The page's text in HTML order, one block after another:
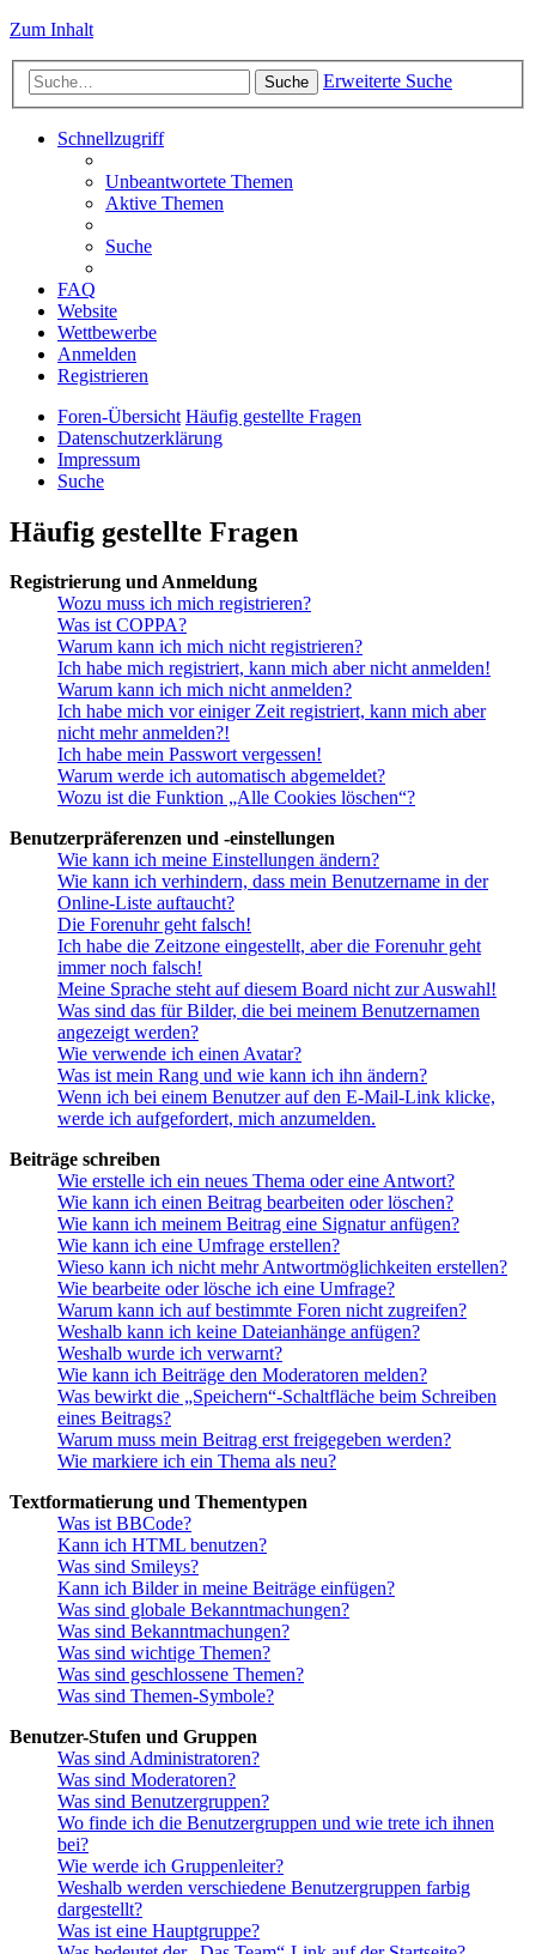
Zum Inhalt
Suche Erweiterte Suche
Schnellzugriff
Unbeantwortete Themen
Aktive Themen
Suche
FAQ
Website
Wettbewerbe
Anmelden
Registrieren
Foren-Übersicht Häufig gestellte Fragen
Datenschutzerklärung
Impressum
Suche
Häufig gestellte Fragen
Registrierung und Anmeldung
Wozu muss ich mich registrieren?
Was ist COPPA?
Warum kann ich mich nicht registrieren?
Ich habe mich registriert, kann mich aber nicht anmelden!
Warum kann ich mich nicht anmelden?
Ich habe mich vor einiger Zeit registriert, kann mich aber
nicht mehr anmelden?!
Ich habe mein Passwort vergessen!
Warum werde ich automatisch abgemeldet?
Wozu ist die Funktion „Alle Cookies löschen“?
Benutzerpräferenzen und -einstellungen
Wie kann ich meine Einstellungen ändern?
Wie kann ich verhindern, dass mein Benutzername in der
Online-Liste auftaucht?
Die Forenuhr geht falsch!
Ich habe die Zeitzone eingestellt, aber die Forenuhr geht
immer noch falsch!
Meine Sprache steht auf diesem Board nicht zur Auswahl!
Was sind das für Bilder, die bei meinem Benutzernamen
angezeigt werden?
Wie verwende ich einen Avatar?
Was ist mein Rang und wie kann ich ihn ändern?
Wenn ich bei einem Benutzer auf den E-Mail-Link klicke,
werde ich aufgefordert, mich anzumelden.
Beiträge schreiben
Wie erstelle ich ein neues Thema oder eine Antwort?
Wie kann ich einen Beitrag bearbeiten oder löschen?
Wie kann ich meinem Beitrag eine Signatur anfügen?
Wie kann ich eine Umfrage erstellen?
Wieso kann ich nicht mehr Antwortmöglichkeiten erstellen?
Wie bearbeite oder lösche ich eine Umfrage?
Warum kann ich auf bestimmte Foren nicht zugreifen?
Weshalb kann ich keine Dateianhänge anfügen?
Weshalb wurde ich verwarnt?
Wie kann ich Beiträge den Moderatoren melden?
Was bewirkt die „Speichern“-Schaltfläche beim Schreiben
eines Beitrags?
Warum muss mein Beitrag erst freigegeben werden?
Wie markiere ich ein Thema als neu?
Textformatierung und Thementypen
Was ist BBCode?
Kann ich HTML benutzen?
Was sind Smileys?
Kann ich Bilder in meine Beiträge einfügen?
Was sind globale Bekanntmachungen?
Was sind Bekanntmachungen?
Was sind wichtige Themen?
Was sind geschlossene Themen?
Was sind Themen-Symbole?
Benutzer-Stufen und Gruppen
Was sind Administratoren?
Was sind Moderatoren?
Was sind Benutzergruppen?
Wo finde ich die Benutzergruppen und wie trete ich ihnen
bei?
Wie werde ich Gruppenleiter?
Weshalb werden verschiedene Benutzergruppen farbig
dargestellt?
Was ist eine Hauptgruppe?